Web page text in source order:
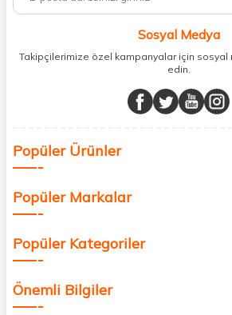
vücudunuzu desteklemek için güvenilir takviye
minerallere kadar binlerce ürünü uygun fiyat ve
sunuyoruz.
buluşturuyor ve online alışveriş deneyiminizi en
Sağlık, güzellik ve iyi yaşam için aradığınız her
değer katmak için bize
Sosyal Medya
Takipçilerimize özel kampanyalar için
edin.
Popüler Ürünler
Popüler Markalar
Popüler Kategoriler
Önemli Bilgiler